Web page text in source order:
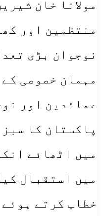
مولانا خان
منتظمین اور
نوجوان بڑی
مہمان خصوصی
عمائدین اور
پاکستان کا
میں اٹھائے
میں استقبال
خطاب کرتے